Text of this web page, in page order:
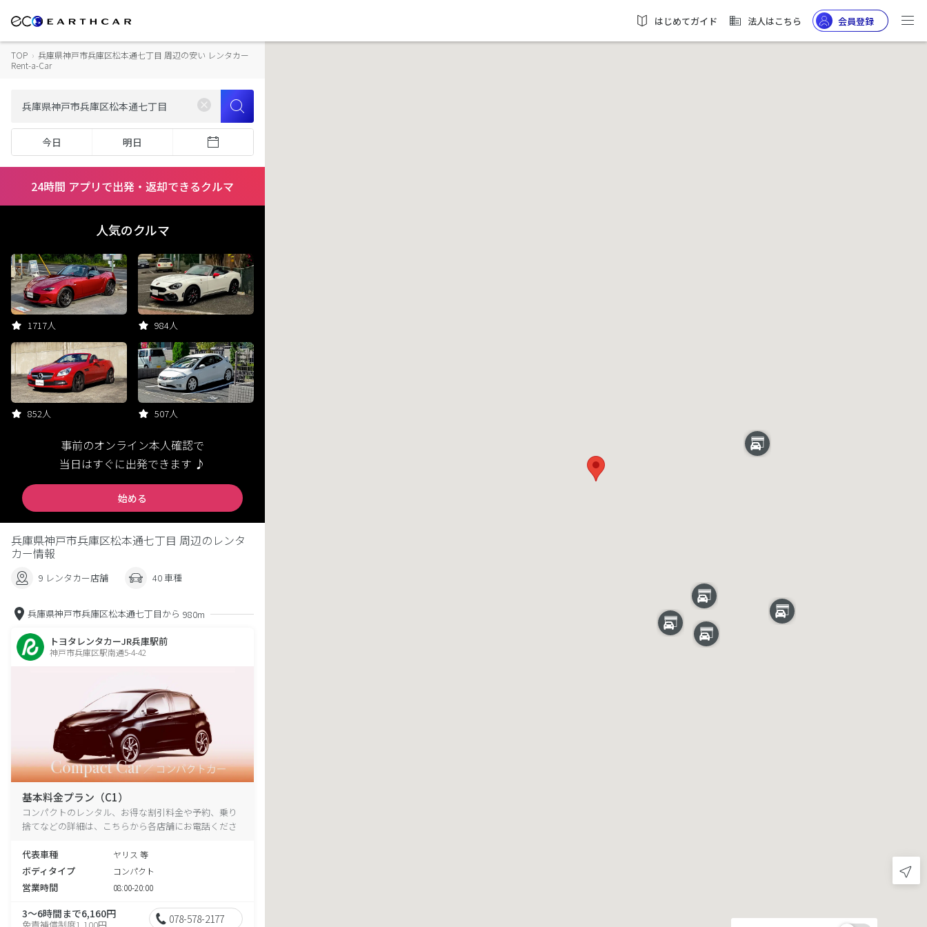
はじめてガイド 法人はこちら 会員登録
TOP › 兵庫県神戸市兵庫区松本通七丁目 周辺の安い レンタカー
Rent-a-Car
今日 明日
24時間 アプリで出発・返却できるクルマ
人気のクルマ
1717人 984人
852人 507人
事前のオンライン本人確認で
当日はすぐに出発できます ♪
始める
兵庫県神戸市兵庫区松本通七丁目 周辺のレンタ
カー情報
9 レンタカー店舗 40 車種
兵庫県神戸市兵庫区松本通七丁目から 980m
トヨタレンタカーJR兵庫駅前
神戸市兵庫区駅南通5-4-42
基本料金プラン（C1）
コンパクトのレンタル、お得な割引料金や予約、乗り
捨てなどの詳細は、こちらから各店舗にお電話くださ
代表車種
ヤリス 等
ボディタイプ コンパクト
営業時間 08:00-20:00
3～6時間まで6,160円
免責補償制度1,100円 078-578-2177